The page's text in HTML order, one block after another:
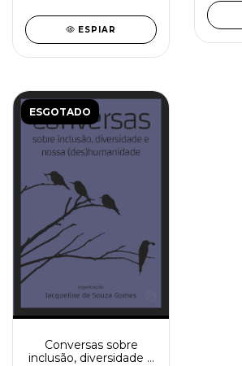
ESPIAR
ESGOTADO
Conversas sobre
inclusão, diversidade e